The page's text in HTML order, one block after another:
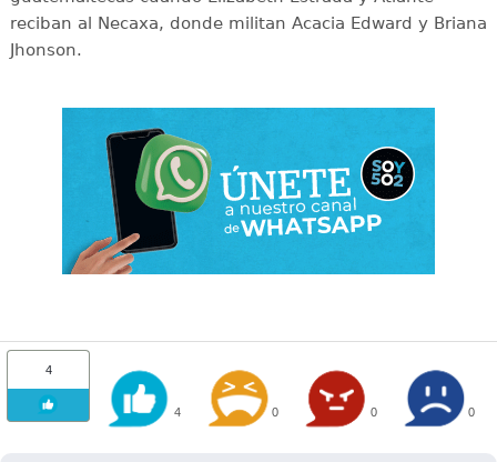
reciban al Necaxa, donde militan Acacia Edward y Briana
Jhonson.
4
4 0 0 0